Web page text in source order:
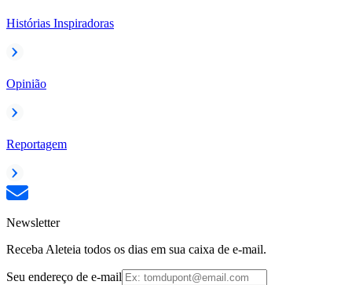
Histórias Inspiradoras
Opinião
Reportagem
Newsletter
Receba Aleteia todos os dias em sua caixa de e-mail.
Seu endereço de e-mail